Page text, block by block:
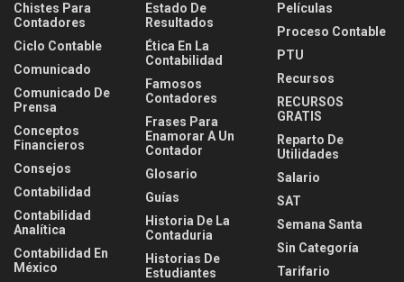
Chistes Para
Contadores
Ciclo Contable
Comunicado
Comunicado De
Prensa
Conceptos
Financieros
Consejos
Contabilidad
Contabilidad
Analítica
Contabilidad En
México
Estado De
Resultados
Ética En La
Contabilidad
Famosos
Contadores
Frases Para
Enamorar A Un
Contador
Glosario
Guías
Historia De La
Contaduria
Historias De
Estudiantes
Películas
Proceso Contable
PTU
Recursos
RECURSOS
GRATIS
Reparto De
Utilidades
Salario
SAT
Semana Santa
Sin Categoría
Tarifario